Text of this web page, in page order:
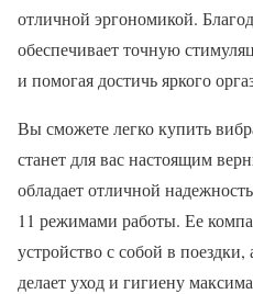
отличной эргономикой.
обеспечивает точную
и помогая достичь яркого
Вы сможете легко купить
станет для вас настоящим
обладает отличной
11 режимами работы. Ее
устройство с собой в
делает уход и гигиену